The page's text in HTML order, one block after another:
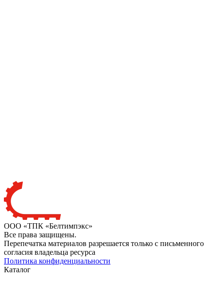
ООО «ТПК «Белтимпэкс»
Все права защищены.
Перепечатка материалов разрешается только с письменного
согласия владельца ресурса
Политика конфиденциальности
Каталог